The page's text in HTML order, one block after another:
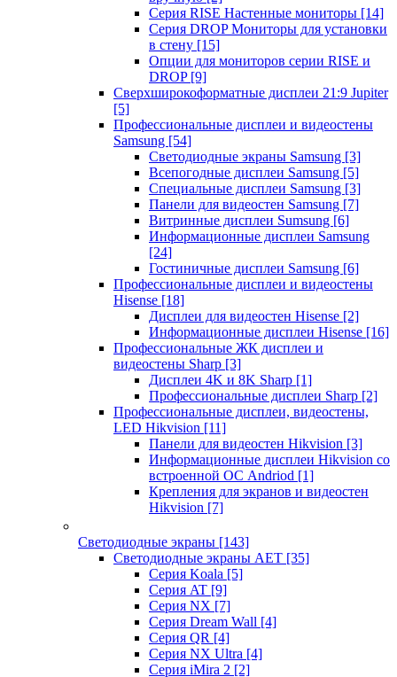
Серия RISE Настенные мониторы [14]
Серия DROP Мониторы для установки
в стену [15]
Опции для мониторов серии RISE и
DROP [9]
Сверхширокоформатные дисплеи 21:9 Jupiter
[5]
Профессиональные дисплеи и видеостены
Samsung [54]
Светодиодные экраны Samsung [3]
Всепогодные дисплеи Samsung [5]
Специальные дисплеи Samsung [3]
Панели для видеостен Samsung [7]
Витринные дисплеи Sumsung [6]
Информационные дисплеи Samsung
[24]
Гостиничные дисплеи Samsung [6]
Профессиональные дисплеи и видеостены
Hisense [18]
Дисплеи для видеостен Hisense [2]
Информационные дисплеи Hisense [16]
Профессиональные ЖК дисплеи и
видеостены Sharp [3]
Дисплеи 4K и 8K Sharp [1]
Профессиональные дисплеи Sharp [2]
Профессиональные дисплеи, видеостены,
LED Hikvision [11]
Панели для видеостен Hikvision [3]
Информационные дисплеи Hikvision со
встроенной ОС Andriod [1]
Крепления для экранов и видеостен
Hikvision [7]
Светодиодные экраны [143]
Светодиодные экраны AET [35]
Cерия Koala [5]
Серия AT [9]
Серия NX [7]
Серия Dream Wall [4]
Серия QR [4]
Серия NX Ultra [4]
Серия iMira 2 [2]